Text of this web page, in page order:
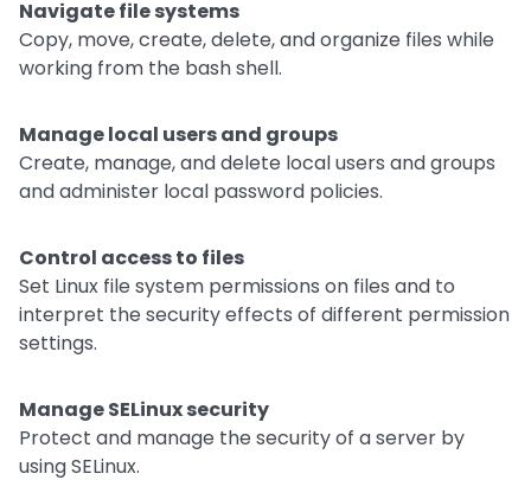
Navigate file systems
Copy, move, create, delete, and organize files while
working from the bash shell.
Manage local users and groups
Create, manage, and delete local users and groups
and administer local password policies.
Control access to files
Set Linux file system permissions on files and to
interpret the security effects of different permission
settings.
Manage SELinux security
Protect and manage the security of a server by
using SELinux.